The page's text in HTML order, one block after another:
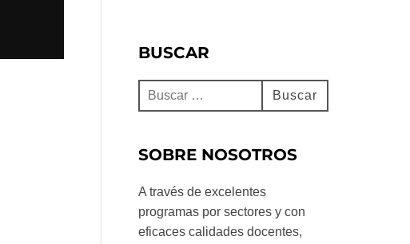
BUSCAR
Buscar: Buscar
SOBRE NOSOTROS
A través de excelentes
programas por sectores y con
eficaces calidades docentes,